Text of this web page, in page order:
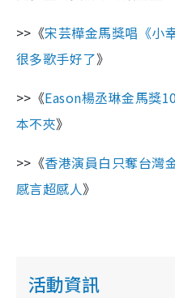
>>《宋芸樺金馬獎唱《小
很多歌手好了》
>>《Eason楊丞琳金馬獎
本不夾》
>>《香港演員白只奪台灣
感言超感人》
活動資訊